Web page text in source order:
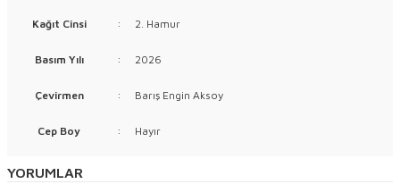
Kağıt Cinsi : 2. Hamur
Basım Yılı : 2026
Çevirmen : Barış Engin Aksoy
Cep Boy : Hayır
YORUMLAR